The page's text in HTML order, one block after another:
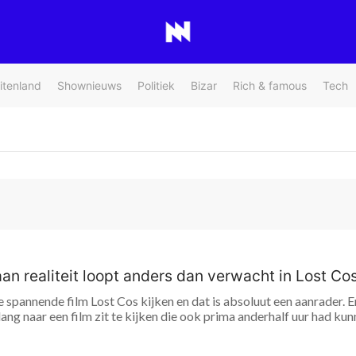
Shownieuws Politiek Bizar Rich & famous Tech
realiteit loopt anders dan verwacht in Lost
spannende film Lost Cos kijken en dat is absoluut een aanrader.
naar een film zit te kijken die ook prima anderhalf uur had